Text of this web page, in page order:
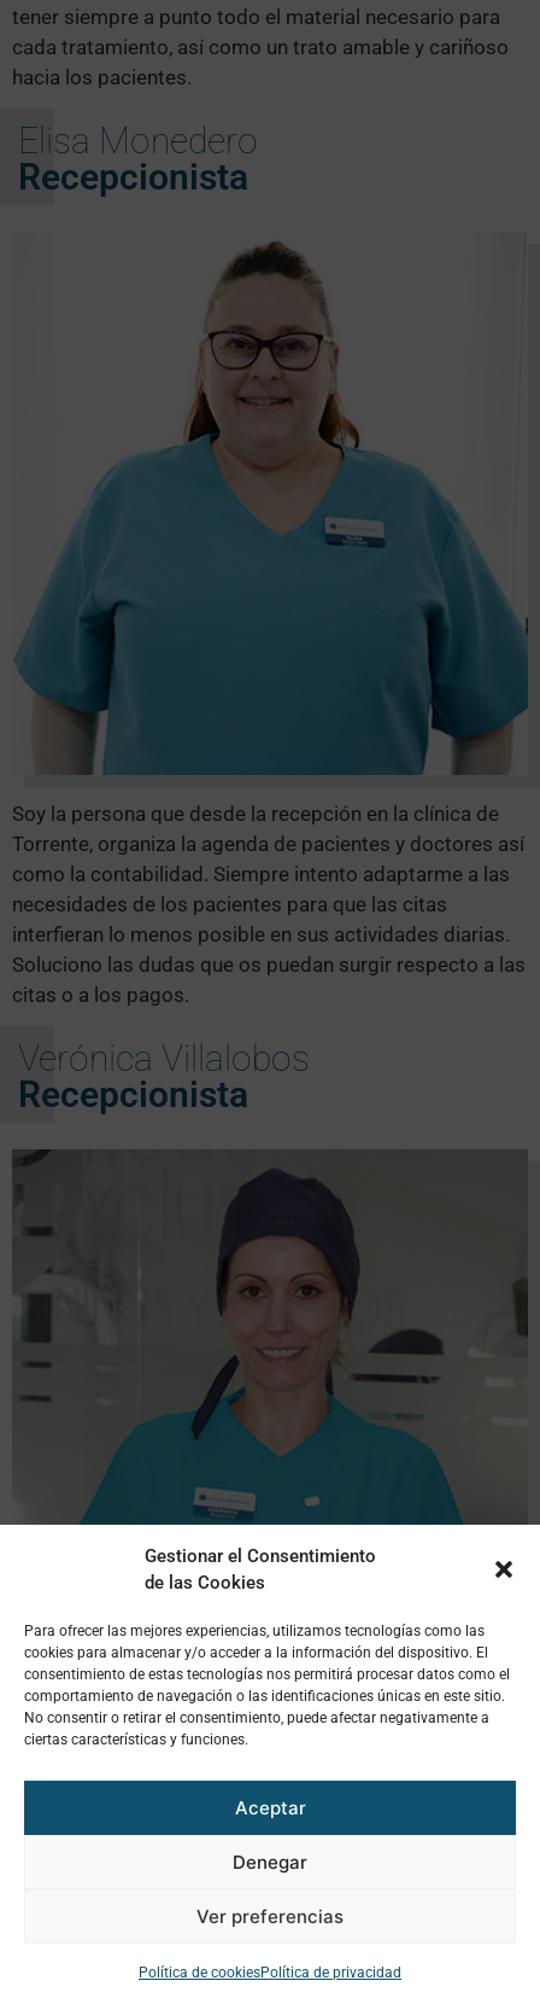
Gestionar el Consentimiento
de las Cookies
Para ofrecer las mejores experiencias, utilizamos tecnologías como las
cookies para almacenar y/o acceder a la información del dispositivo. El
consentimiento de estas tecnologías nos permitirá procesar datos como el
comportamiento de navegación o las identificaciones únicas en este sitio.
No consentir o retirar el consentimiento, puede afectar negativamente a
ciertas características y funciones.
Aceptar
Denegar
Ver preferencias
Política de cookiesPolítica de privacidad
tener siempre a punto todo el material necesario para
cada tratamiento, así como un trato amable y cariñoso
hacia los pacientes.
Elisa Monedero
Recepcionista
Soy la persona que desde la recepción en la clínica de
Torrente, organiza la agenda de pacientes y doctores así
como la contabilidad. Siempre intento adaptarme a las
necesidades de los pacientes para que las citas
interfieran lo menos posible en sus actividades diarias.
Soluciono las dudas que os puedan surgir respecto a las
citas o a los pagos.
Verónica Villalobos
Recepcionista
En la recepción de la clínica de Requena, gestiono la
de forma eficaz y tranquila. Siempre estoy dispuesta a
adaptarme en la medida de lo posible a los horarios de
los pacientes. Me considero una persona resolutiva y me